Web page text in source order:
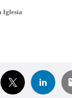
Iglesia